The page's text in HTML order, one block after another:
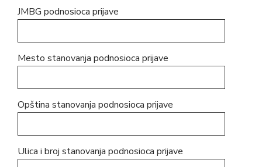
JMBG podnosioca prijave
Mesto stanovanja podnosioca prijave
Opština stanovanja podnosioca prijave
Ulica i broj stanovanja podnosioca prijave